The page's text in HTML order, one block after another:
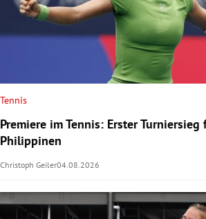
Tennis
Premiere im Tennis: Erster Turniersieg
Philippinen
Christoph Geiler04.08.2026